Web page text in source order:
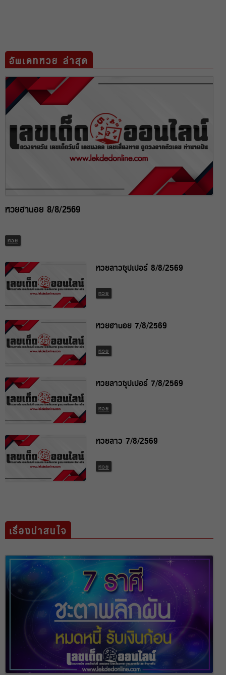
อัพเดทหวย ล่าสุด
หวยฮานอย 8/8/2569
หวย
หวยลาวซุปเปอร์ 8/8/2569
หวย
หวยฮานอย 7/8/2569
หวย
หวยลาวซุปเปอร์ 7/8/2569
หวย
หวยลาว 7/8/2569
หวย
เรื่องน่าสนใจ